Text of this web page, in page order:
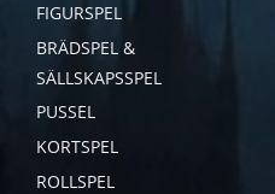
FIGURSPEL
BRÄDSPEL &
SÄLLSKAPSSPEL
PUSSEL
KORTSPEL
ROLLSPEL